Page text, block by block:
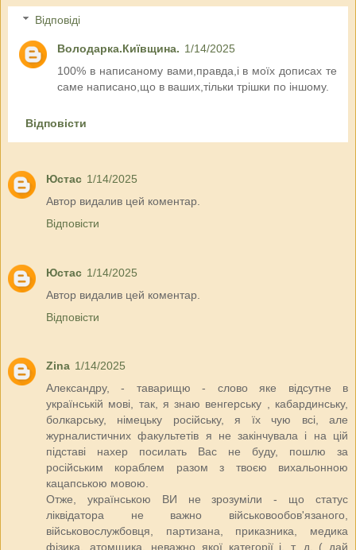
Відповіді
Володарка.Київщина. 1/14/2025
100% в написаному вами,правда,і в моїх дописах те
саме написано,що в ваших,тільки трішки по іншому.
Відповісти
Юстас 1/14/2025
Автор видалив цей коментар.
Відповісти
Юстас 1/14/2025
Автор видалив цей коментар.
Відповісти
Zina 1/14/2025
Александру, - таварищю - слово яке відсутне в
українській мові, так, я знаю венгерську , кабардинську,
болкарську, німецьку російську, я їх чую всі, але
журналистичних факультетів я не закінчувала і на цій
підставі нахер посилать Вас не буду, пошлю за
російським кораблем разом з твоєю вихальонною
кацапською мовою.
Отже, українською ВИ не зрозуміли - що статус
ліквідатора не важно військовообов'язаного,
військовослужбовця, партизана, приказника, медика
фізика, атомщика, неважно якої категорії і. т. д. ( дай